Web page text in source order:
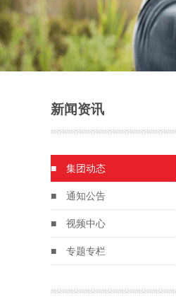
新闻资讯
■ 集团动态
■ 通知公告
■ 视频中心
■ 专题专栏